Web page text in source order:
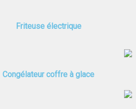
Friteuse électrique
Congélateur coffre à glace